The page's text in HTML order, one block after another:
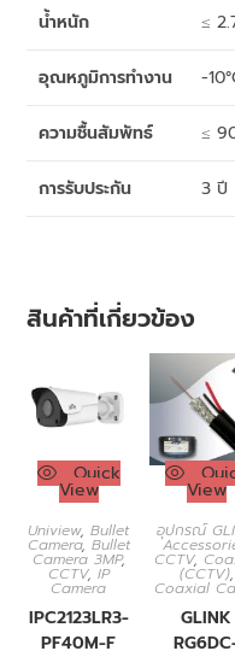
น้ำหนัก ≤
อุณหภูมิการทำงาน -
ความชื้นสัมพัทธ์ ≤
การรับประกัน 3 ปี
สินค้าที่เกี่ยวข้อง
Quick
View
Uniview,Bullet
Camera, Bullet
Camera 3MP,
CCTV, IP
Camera
IPC2123LR3-
PF40M-F
View
อุปกรณ์
CCTV,
(CCTV),
Coaxial
GLINK